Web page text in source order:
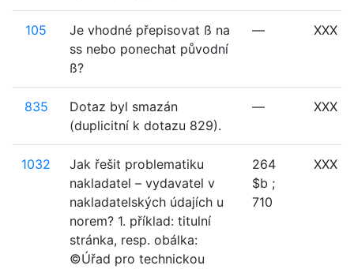
105
Je vhodné přepisovat ß na
ss nebo ponechat původní
ß?
— XXX
835
Dotaz byl smazán
(duplicitní k dotazu 829).
— XXX
1032
Jak řešit problematiku
nakladatel – vydavatel v
nakladatelských údajích u
norem? 1. příklad: titulní
stránka, resp. obálka:
©Úřad pro technickou
264
$b ;
710
XXX